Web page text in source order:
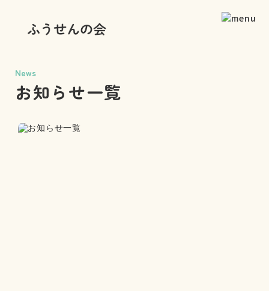
News
お知らせ一覧